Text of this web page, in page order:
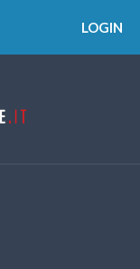
LOGIN